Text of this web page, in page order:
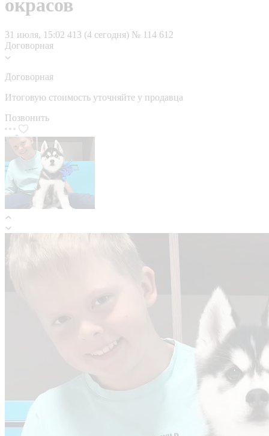
окрасов
31 июля, 15:02 413 (4 сегодня) № 114 612
Договорная
Договорная
Итоговую стоимость уточняйте у продавца
Позвонить